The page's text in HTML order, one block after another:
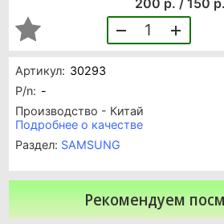
Артикул: 30293
P/n: -
Производство - Китай
Подробнее о качестве
Раздел: SAMSUNG
200 р. / 150 р.
1
Рекомендуем